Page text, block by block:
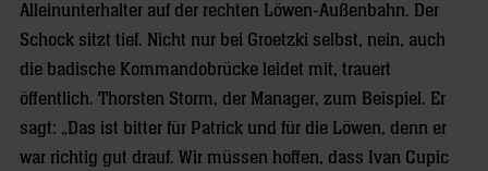
Alleinunterhalter auf der rechten Löwen-Außenbahn. Der
Schock sitzt tief. Nicht nur bei Groetzki selbst, nein, auch
die badische Kommandobrücke leidet mit, trauert
öffentlich. Thorsten Storm, der Manager, zum Beispiel. Er
sagt: „Das ist bitter für Patrick und für die Löwen, denn er
war richtig gut drauf. Wir müssen hoffen, dass Ivan Cupic